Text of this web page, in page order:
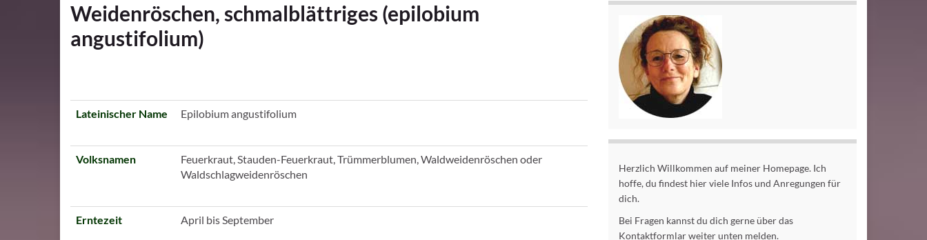
Weidenröschen, schmalblättriges (epilobium
angustifolium)
Lateinischer Name Epilobium angustifolium
Volksnamen
Feuerkraut, Stauden-Feuerkraut, Trümmerblumen, Waldweidenröschen oder
Waldschlagweidenröschen
Erntezeit April bis September
Herzlich Willkommen auf meiner Homepage. Ich
hoffe, du findest hier viele Infos und Anregungen für
dich.
Bei Fragen kannst du dich gerne über das
Kontaktformlar weiter unten melden.